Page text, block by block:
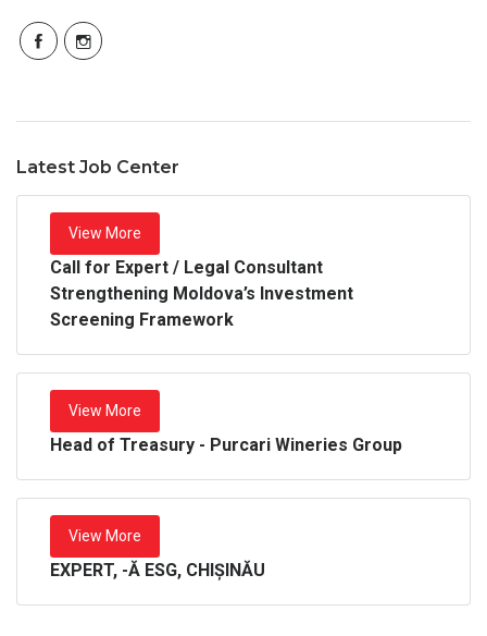
Latest Job Center
View More
Call for Expert / Legal Consultant
Strengthening Moldova’s Investment
Screening Framework
View More
Head of Treasury - Purcari Wineries Group
View More
EXPERT, -Ă ESG, CHIȘINĂU